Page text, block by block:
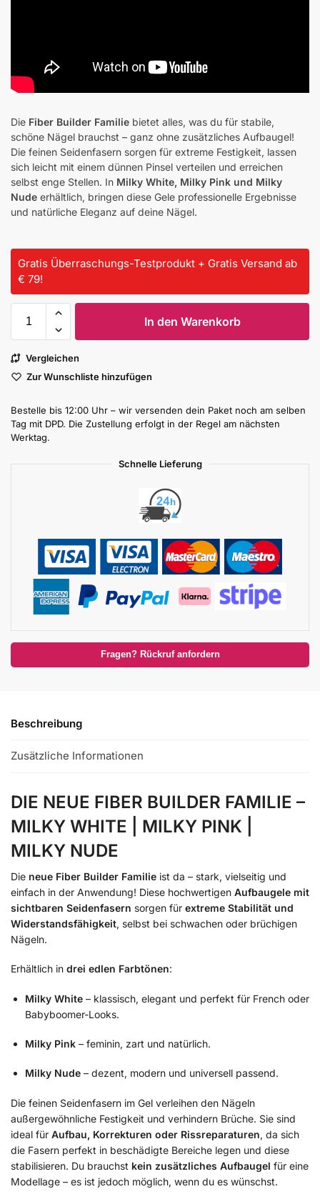
Die Fiber Builder Familie bietet alles, was du für stabile,
schöne Nägel brauchst – ganz ohne zusätzliches Aufbaugel!
Die feinen Seidenfasern sorgen für extreme Festigkeit, lassen
sich leicht mit einem dünnen Pinsel verteilen und erreichen
selbst enge Stellen. In Milky White, Milky Pink und Milky
Nude erhältlich, bringen diese Gele professionelle Ergebnisse
und natürliche Eleganz auf deine Nägel.
Gratis Überraschungs-Testprodukt + Gratis Versand ab
€ 79!
In den Warenkorb
Vergleichen
Zur Wunschliste hinzufügen
Bestelle bis 12:00 Uhr – wir versenden dein Paket noch am selben
Tag mit DPD. Die Zustellung erfolgt in der Regel am nächsten
Werktag.
Schnelle Lieferung
Fragen? Rückruf anfordern
Beschreibung
Zusätzliche Informationen
DIE NEUE FIBER BUILDER FAMILIE –
MILKY WHITE | MILKY PINK |
MILKY NUDE
Die neue Fiber Builder Familie ist da – stark, vielseitig und
einfach in der Anwendung! Diese hochwertigen Aufbaugele mit
sichtbaren Seidenfasern sorgen für extreme Stabilität und
Widerstandsfähigkeit, selbst bei schwachen oder brüchigen
Nägeln.
Erhältlich in drei edlen Farbtönen:
Milky White – klassisch, elegant und perfekt für French oder
Babyboomer-Looks.
Milky Pink – feminin, zart und natürlich.
Milky Nude – dezent, modern und universell passend.
Die feinen Seidenfasern im Gel verleihen den Nägeln
außergewöhnliche Festigkeit und verhindern Brüche. Sie sind
ideal für Aufbau, Korrekturen oder Rissreparaturen, da sich
die Fasern perfekt in beschädigte Bereiche legen und diese
stabilisieren. Du brauchst kein zusätzliches Aufbaugel für eine
Modellage – es ist jedoch möglich, wenn du es wünschst.